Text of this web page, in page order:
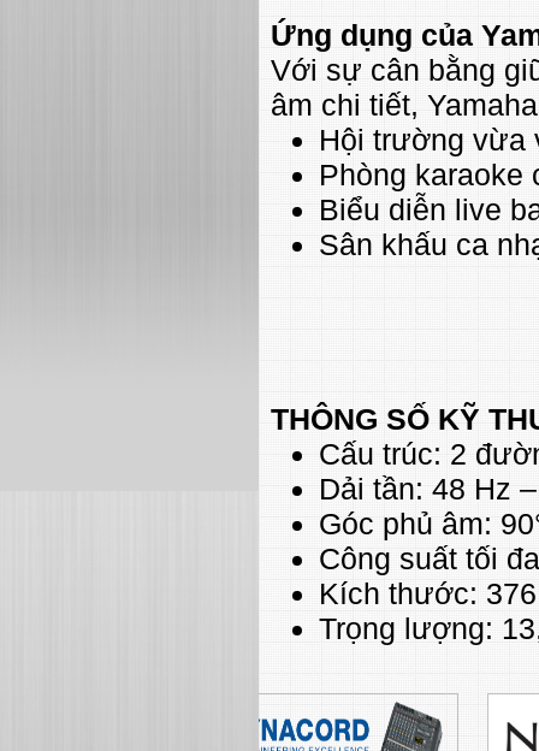
Ứng dụng của
Với sự cân bằng
âm chi tiết,
Hội trường vừa
Phòng karaoke
Biểu diễn live
Sân khấu ca
THÔNG SỐ KỸ
Cấu trúc: 2
Dải tần: 48 Hz
Góc phủ âm:
Công suất tối
Kích thước:
Trọng lượng: